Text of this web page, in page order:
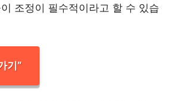
조정이 필수적이라고 할 수 있습
기”